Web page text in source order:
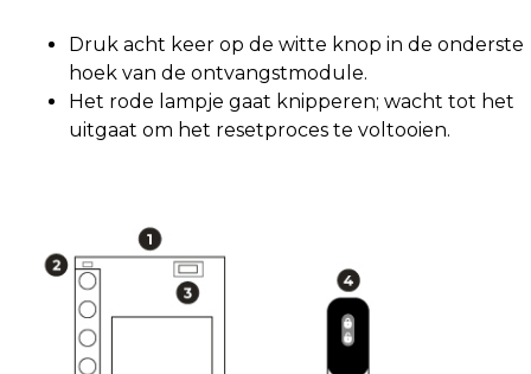
Druk acht keer op de witte knop in de onderste
hoek van de ontvangstmodule.
Het rode lampje gaat knipperen; wacht tot het
uitgaat om het resetproces te voltooien.